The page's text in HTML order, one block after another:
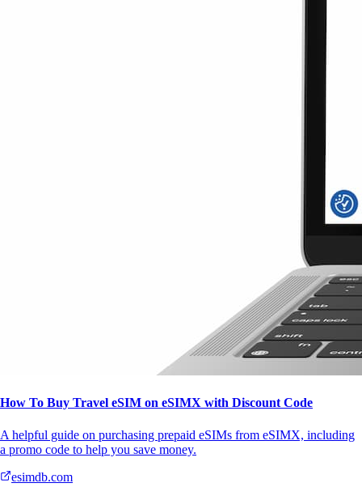
How To Buy Travel eSIM on eSIMX with Discount Code
A helpful guide on purchasing prepaid eSIMs from eSIMX, including
a promo code to help you save money.
esimdb.com